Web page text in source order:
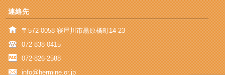
連絡先
〒572-0058 寝屋川市黒原橘町14-23
072-838-0415
072-826-2588
info@hermine.or.jp